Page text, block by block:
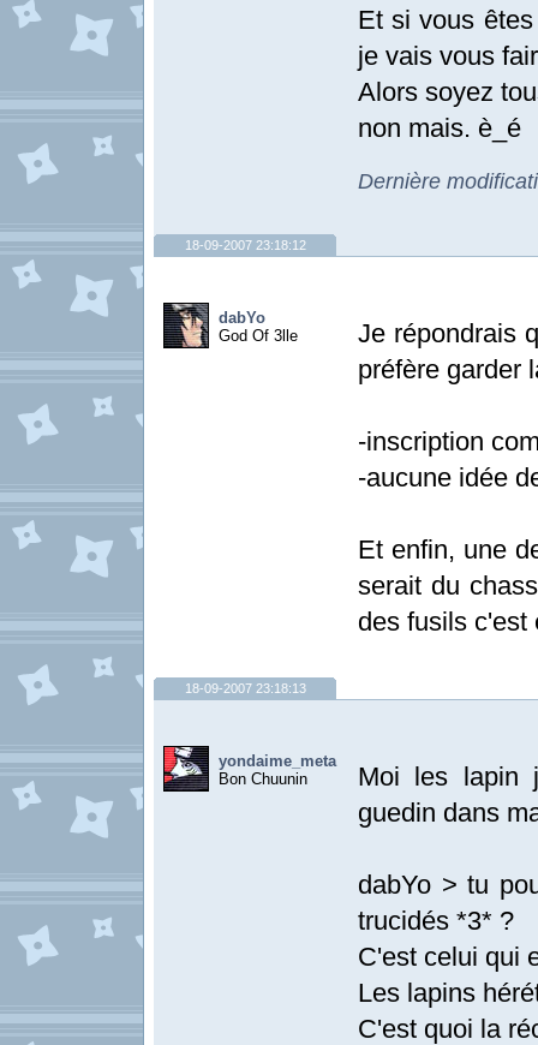
Et si vous
je vais vous
Alors soyez
non mais. è_é
Dernière
18-09-2007 23:18:12
dabYo
God Of 3lle
Je répondrais
préfère garder
-inscription
-aucune idée
Et enfin, une
serait du
des fusils c'est
18-09-2007 23:18:13
yondaime_meta
Bon Chuunin
Moi les lapin
guedin dans
dabYo > tu
trucidés *3* ?
C'est celui qui
Les lapins
C'est quoi la